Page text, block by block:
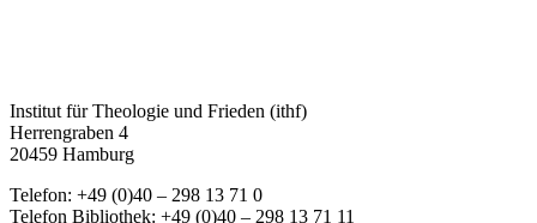
Institut für Theologie und Frieden (ithf)
Herrengraben 4
20459 Hamburg
Telefon: +49 (0)40 – 298 13 71 0
Telefon Bibliothek: +49 (0)40 – 298 13 71 11